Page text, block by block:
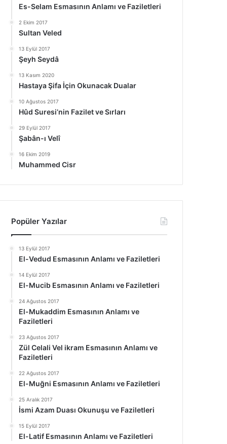
Es-Selam Esmasının Anlamı ve Faziletleri
2 Ekim 2017
Sultan Veled
13 Eylül 2017
Şeyh Seydâ
13 Kasım 2020
Hastaya Şifa İçin Okunacak Dualar
10 Ağustos 2017
Hûd Suresi’nin Fazilet ve Sırları
29 Eylül 2017
Şabân-ı Velî
16 Ekim 2019
Muhammed Cisr
Popüler Yazılar
13 Eylül 2017
El-Vedud Esmasının Anlamı ve Faziletleri
14 Eylül 2017
El-Mucib Esmasının Anlamı ve Faziletleri
24 Ağustos 2017
El-Mukaddim Esmasının Anlamı ve
Faziletleri
23 Ağustos 2017
Zül Celali Vel ikram Esmasının Anlamı ve
Faziletleri
22 Ağustos 2017
El-Muğni Esmasının Anlamı ve Faziletleri
25 Aralık 2017
İsmi Azam Duası Okunuşu ve Faziletleri
15 Eylül 2017
El-Latif Esmasının Anlamı ve Faziletleri